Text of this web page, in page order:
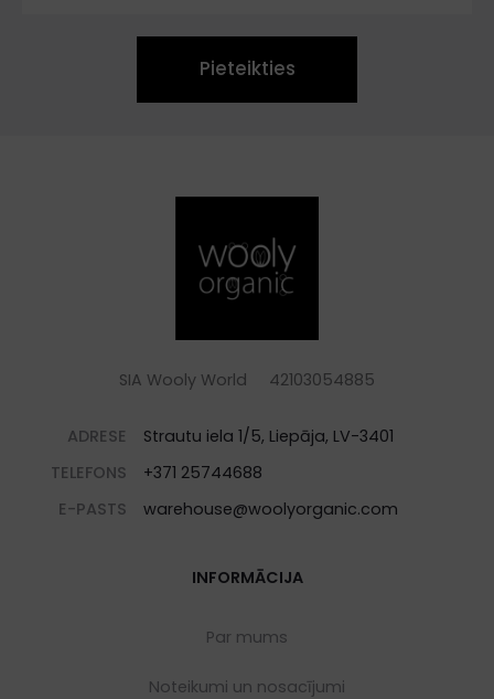
Pieteikties
SIA Wooly World 42103054885
ADRESE
Strautu iela 1/5, Liepāja, LV-3401
TELEFONS
+371 25744688
E-PASTS
warehouse@woolyorganic.com
INFORMĀCIJA
Par mums
Noteikumi un nosacījumi